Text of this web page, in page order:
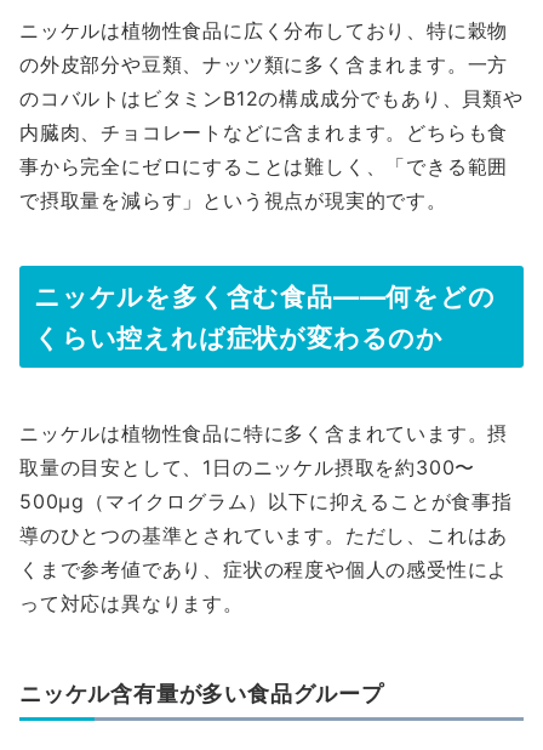
ニッケルは植物性食品に広く分布しており、特に穀物
の外皮部分や豆類、ナッツ類に多く含まれます。一方
のコバルトはビタミンB12の構成成分でもあり、貝類や
内臓肉、チョコレートなどに含まれます。どちらも食
事から完全にゼロにすることは難しく、「できる範囲
で摂取量を減らす」という視点が現実的です。
ニッケルを多く含む食品――何をどの
くらい控えれば症状が変わるのか
ニッケルは植物性食品に特に多く含まれています。摂
取量の目安として、1日のニッケル摂取を約300〜
500μg（マイクログラム）以下に抑えることが食事指
導のひとつの基準とされています。ただし、これはあ
くまで参考値であり、症状の程度や個人の感受性によ
って対応は異なります。
ニッケル含有量が多い食品グループ